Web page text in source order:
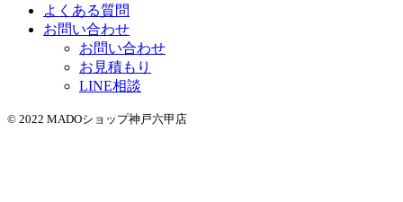
よくある質問
お問い合わせ
お問い合わせ
お見積もり
LINE相談
© 2022 MADOショップ神戸六甲店